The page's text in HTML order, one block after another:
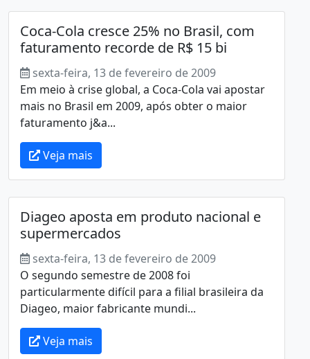
Coca-Cola cresce 25% no Brasil, com
faturamento recorde de R$ 15 bi
sexta-feira, 13 de fevereiro de 2009
Em meio à crise global, a Coca-Cola vai apostar
mais no Brasil em 2009, após obter o maior
faturamento j&a...
Veja mais
Diageo aposta em produto nacional e
supermercados
sexta-feira, 13 de fevereiro de 2009
O segundo semestre de 2008 foi
particularmente difícil para a filial brasileira da
Diageo, maior fabricante mundi...
Veja mais